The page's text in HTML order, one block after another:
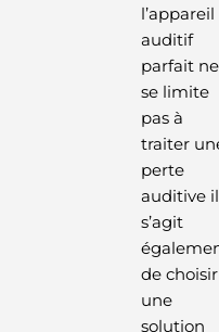
l’appareil
auditif
parfait ne
se limite
pas à
traiter
perte
auditive il
s’agit
de choisir
une
solution